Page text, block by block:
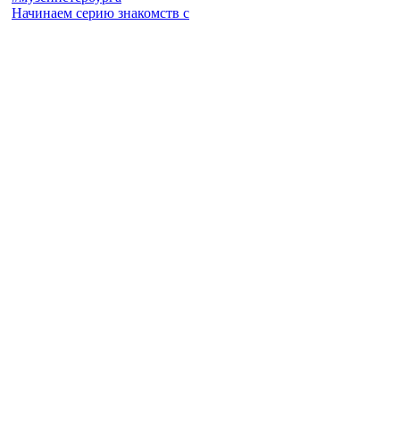
Начинаем серию знакомств с